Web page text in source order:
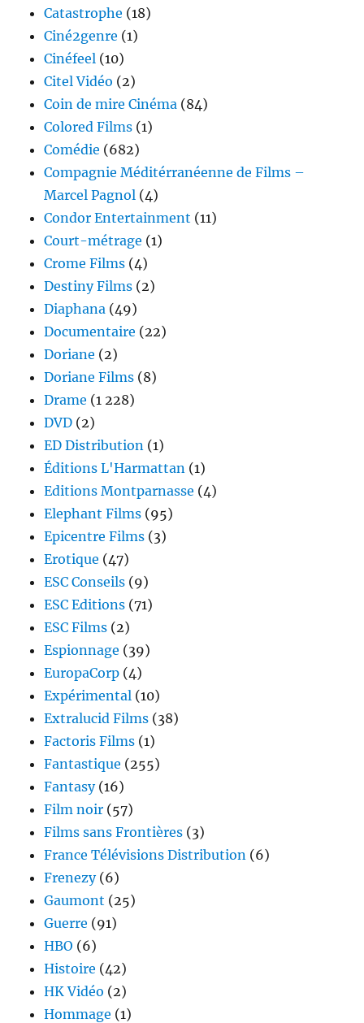
Catastrophe (18)
Ciné2genre (1)
Cinéfeel (10)
Citel Vidéo (2)
Coin de mire Cinéma (84)
Colored Films (1)
Comédie (682)
Compagnie Méditérranéenne de Films –
Marcel Pagnol (4)
Condor Entertainment (11)
Court-métrage (1)
Crome Films (4)
Destiny Films (2)
Diaphana (49)
Documentaire (22)
Doriane (2)
Doriane Films (8)
Drame (1 228)
DVD (2)
ED Distribution (1)
Éditions L'Harmattan (1)
Editions Montparnasse (4)
Elephant Films (95)
Epicentre Films (3)
Erotique (47)
ESC Conseils (9)
ESC Editions (71)
ESC Films (2)
Espionnage (39)
EuropaCorp (4)
Expérimental (10)
Extralucid Films (38)
Factoris Films (1)
Fantastique (255)
Fantasy(16)
Film noir (57)
Films sans Frontières (3)
France Télévisions Distribution (6)
Frenezy(6)
Gaumont (25)
Guerre (91)
HBO (6)
Histoire (42)
HK Vidéo (2)
Hommage (1)